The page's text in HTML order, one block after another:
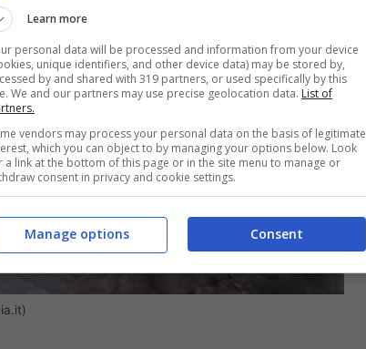
Learn more
personal data will be processed and information from your device
unique identifiers, and other device data) may be stored by,
by and shared with 319 partners, or used specifically by this
We and our partners may use precise geolocation data. List of
vendors may process your personal data on the basis of legitimate
which you can object to by managing your options below. Look
a link at the bottom of this page or in the site menu to manage or
consent in privacy and cookie settings.
Consent
Manage options